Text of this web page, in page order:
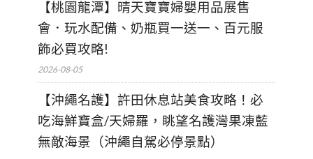
【桃園龍潭】晴天寶寶婦嬰用品展售
會．玩水配備、奶瓶買一送一、百元服
飾必買攻略!
2026-08-05
【沖繩名護】許田休息站美食攻略！必
吃海鮮寶盒/天婦羅，眺望名護灣果凍藍
無敵海景（沖繩自駕必停景點）